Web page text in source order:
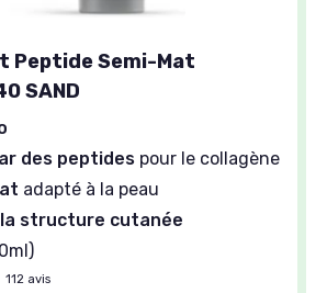
Peptide Semi-Mat
SAND
des peptides pour le collagène
adapté à la peau
structure cutanée
112 avis